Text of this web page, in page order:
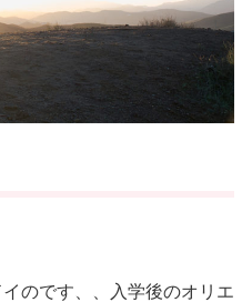
のです、、入学後のオリエ